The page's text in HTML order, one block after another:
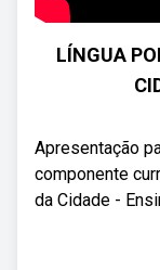
LÍNGUA
Apresentação
componente
da Cidade -